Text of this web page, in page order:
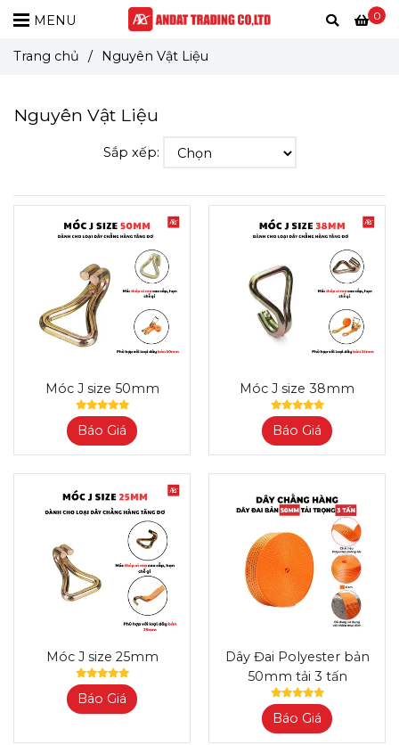
0
MENU
Trang chủ / Nguyên Vật Liệu
Nguyên Vật Liệu
Sắp xếp:
Móc J size 50mm
Báo Giá
Móc J size 38mm
Báo Giá
Móc J size 25mm
Báo Giá
Dây Đai Polyester bản
50mm tải 3 tấn
Báo Giá